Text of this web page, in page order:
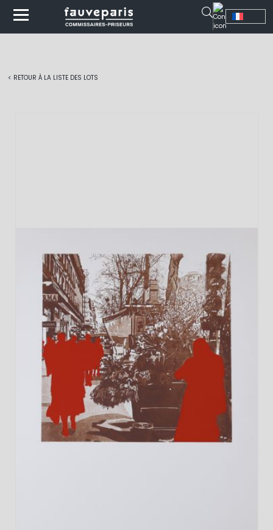
< RETOUR À LA LISTE DES LOTS